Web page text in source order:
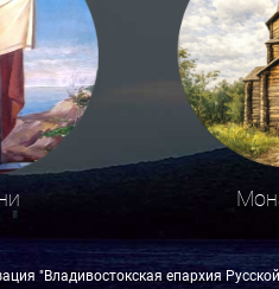
"Владивостокская епархия